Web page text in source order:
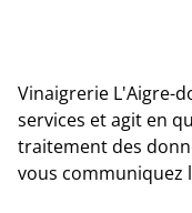
Vinaigrerie L'Aigre-
services et agit en
traitement des
vous communiquez